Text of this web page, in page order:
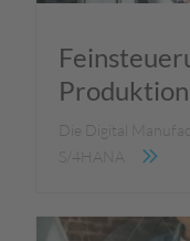
Produktion
Die Digital
S/4HANA